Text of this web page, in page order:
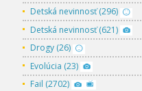
Detská nevinnosť (296)
Detská nevinnosť (621)
Drogy (26)
Evolúcia (23)
Fail (2702)